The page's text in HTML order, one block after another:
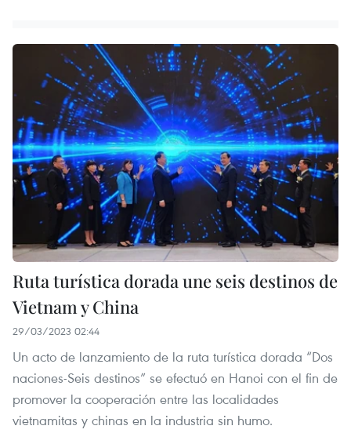
Ruta turística dorada une seis destinos de
Vietnam y China
29/03/2023 02:44
Un acto de lanzamiento de la ruta turística dorada “Dos
naciones-Seis destinos” se efectuó en Hanoi con el fin de
promover la cooperación entre las localidades
vietnamitas y chinas en la industria sin humo.